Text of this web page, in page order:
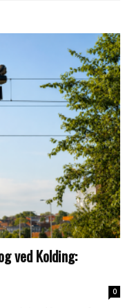
ved Kolding:
0